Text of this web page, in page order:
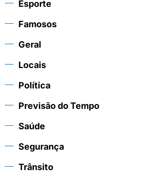
Esporte
Famosos
Geral
Locais
Política
Previsão do Tempo
Saúde
Segurança
Trânsito